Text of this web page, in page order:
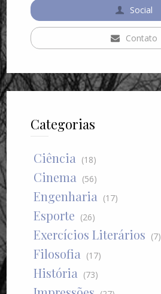
Social
Contato
Categorias
Ciência (18)
Cinema (56)
Engenharia (17)
Esporte (26)
Exercícios Literários (7)
Filosofia (17)
História (73)